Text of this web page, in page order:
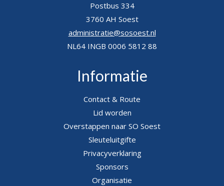
Postbus 334
3760 AH Soest
administratie@sosoest.nl
NL64 INGB 0006 5812 88
Informatie
Contact & Route
Lid worden
Overstappen naar SO Soest
Sleuteluitgifte
Privacyverklaring
Sponsors
Organisatie